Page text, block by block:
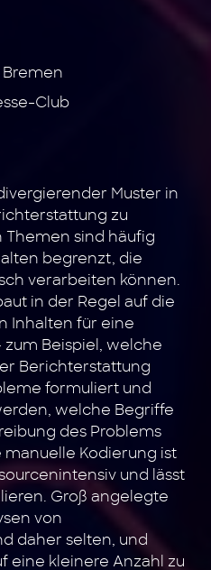
Bremen
Club
Muster in
zu
sind häufig
begrenzt, die
verarbeiten können.
in der Regel auf die
Inhalten für eine
zum Beispiel, welche
Berichterstattung
formuliert und
welche Begriffe
des Problems
Kodierung ist
und lässt
Groß angelegte
von
daher selten, und
eine kleinere Anzahl zu